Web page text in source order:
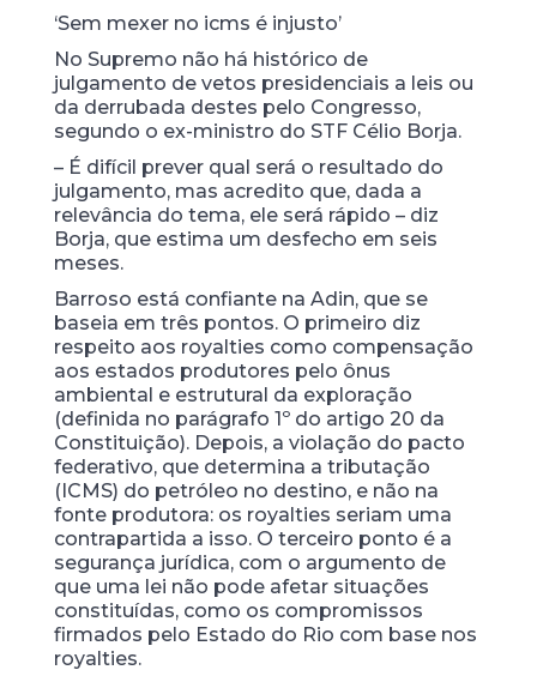
‘Sem mexer no icms é injusto’
No Supremo não há histórico de
julgamento de vetos presidenciais a leis ou
da derrubada destes pelo Congresso,
segundo o ex-ministro do STF Célio Borja.
– É difícil prever qual será o resultado do
julgamento, mas acredito que, dada a
relevância do tema, ele será rápido – diz
Borja, que estima um desfecho em seis
meses.
Barroso está confiante na Adin, que se
baseia em três pontos. O primeiro diz
respeito aos royalties como compensação
aos estados produtores pelo ônus
ambiental e estrutural da exploração
(definida no parágrafo 1º do artigo 20 da
Constituição). Depois, a violação do pacto
federativo, que determina a tributação
(ICMS) do petróleo no destino, e não na
fonte produtora: os royalties seriam uma
contrapartida a isso. O terceiro ponto é a
segurança jurídica, com o argumento de
que uma lei não pode afetar situações
constituídas, como os compromissos
firmados pelo Estado do Rio com base nos
royalties.